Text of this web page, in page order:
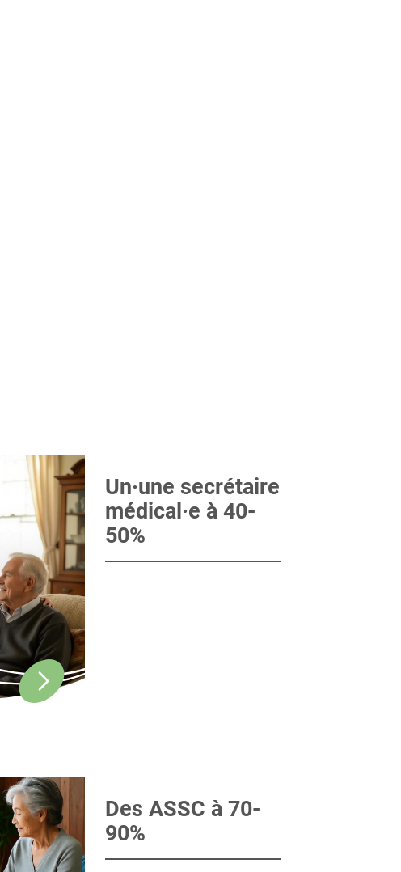
Un·une secrétaire
médical·e à 40-
50%
Des ASSC à 70-
90%